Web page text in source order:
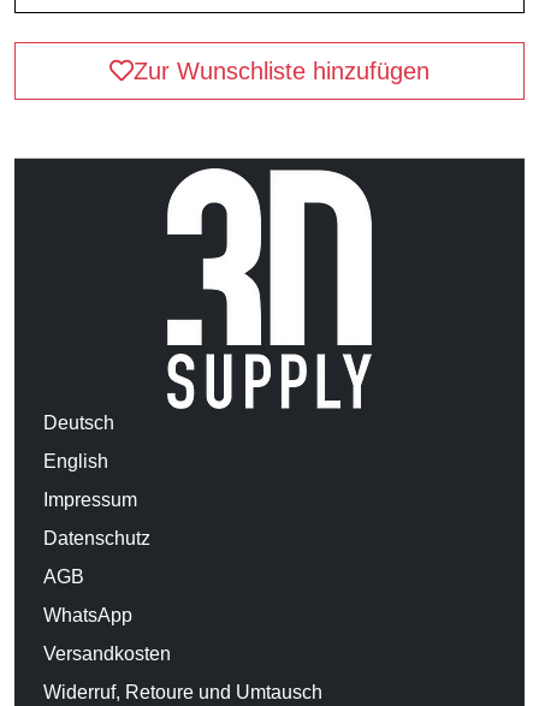
Zur Wunschliste hinzufügen
Deutsch
English
Impressum
Datenschutz
AGB
WhatsApp
Versandkosten
Widerruf, Retoure und Umtausch